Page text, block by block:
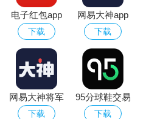
电子红包app
官方版
下载
网易大神app
华为版下载官
方最新版
下载
网易大神将军
令下载安装官
下载
95分球鞋交易
app平台下载
下载